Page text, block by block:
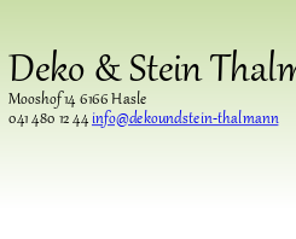
Deko & Stein
Mooshof 14 6166 Hasle
041 480 12 44 info@dekoundstein-thalmann